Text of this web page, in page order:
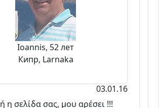
Ioannis, 52 лет
Кипр, Larnaka
03.01.16
η σελίδα σας, μου αρέσει !!!